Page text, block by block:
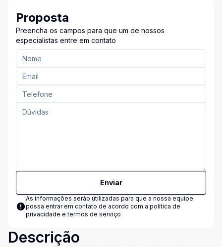
Proposta
Preencha os campos para que um de nossos
especialistas entre em contato
Enviar
As informações serão utilizadas para que a nossa equipe
possa entrar em contato de acordo com a política de
privacidade e termos de serviço
Descrição